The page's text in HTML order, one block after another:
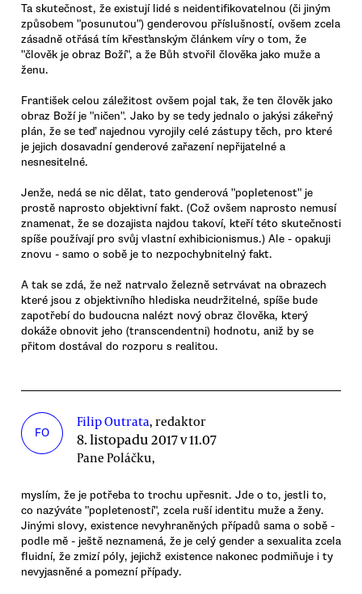
Ta skutečnost, že existují lidé s neidentifikovatelnou (či jiným
způsobem "posunutou") genderovou příslušností, ovšem zcela
zásadně otřásá tím křesťanským článkem víry o tom, že
"člověk je obraz Boží", a že Bůh stvořil člověka jako muže a
ženu.
František celou záležitost ovšem pojal tak, že ten člověk jako
obraz Boží je "ničen". Jako by se tedy jednalo o jakýsi zákeřný
plán, že se teď najednou vyrojily celé zástupy těch, pro které
je jejich dosavadní genderové zařazení nepřijatelné a
nesnesitelné.
Jenže, nedá se nic dělat, tato genderová "popletenost" je
prostě naprosto objektivní fakt. (Což ovšem naprosto nemusí
znamenat, že se dozajista najdou takoví, kteří této skutečnosti
spíše používají pro svůj vlastní exhibicionismus.) Ale - opakuji
znovu - samo o sobě je to nezpochybnitelný fakt.
A tak se zdá, že než natrvalo železně setrvávat na obrazech
které jsou z objektivního hlediska neudržitelné, spíše bude
zapotřebí do budoucna nalézt nový obraz člověka, který
dokáže obnovit jeho (transcendentni) hodnotu, aniž by se
přitom dostával do rozporu s realitou.
FO
Filip Outrata, redaktor
8. listopadu 2017 v 11.07
Pane Poláčku,
myslím, že je potřeba to trochu upřesnit. Jde o to, jestli to,
co nazýváte "popleteností", zcela ruší identitu muže a ženy.
Jinými slovy, existence nevyhraněných případů sama o sobě -
podle mě - ještě neznamená, že je celý gender a sexualita zcela
fluidní, že zmizí póly, jejichž existence nakonec podmiňuje i ty
nevyjasněné a pomezní případy.